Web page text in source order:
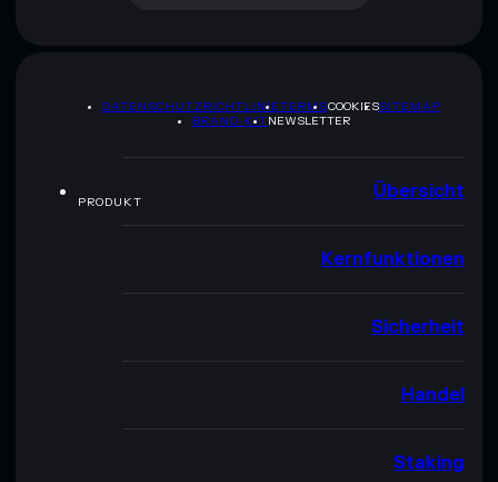
DATENSCHUTZRICHTLINIETERMSCOOKIESSITEMAP
BRAND-KITNEWSLETTER
PRODUKT Übersicht
Kernfunktionen
Sicherheit
Handel
Staking